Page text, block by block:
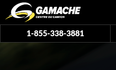
1-855-338-3881